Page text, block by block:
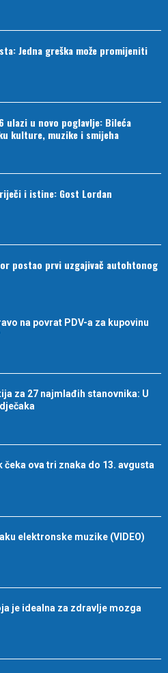
Jedna greška može promijeniti
ulazi u novo poglavlje: Bileća
kulture, muzike i smijeha
riječi i istine: Gost Lordan
postao prvi uzgajivač autohtonog
na povrat PDV-a za kupovinu
za 27 najmlađih stanovnika: U
čeka ova tri znaka do 13. avgusta
elektronske muzike (VIDEO)
je idealna za zdravlje mozga